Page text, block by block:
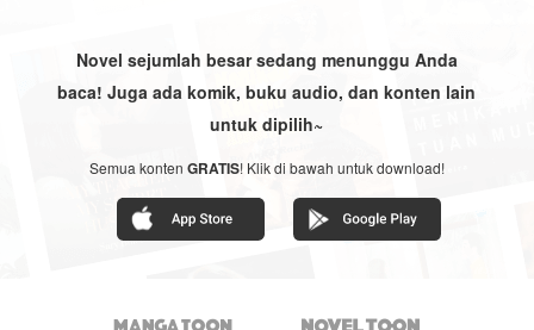
Novel sejumlah besar sedang menunggu Anda
baca! Juga ada komik, buku audio, dan konten lain
untuk dipilih~
Semua konten GRATIS! Klik di bawah untuk download!